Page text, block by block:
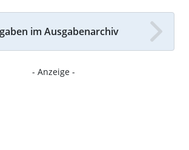
im Ausgabenarchiv
- Anzeige -